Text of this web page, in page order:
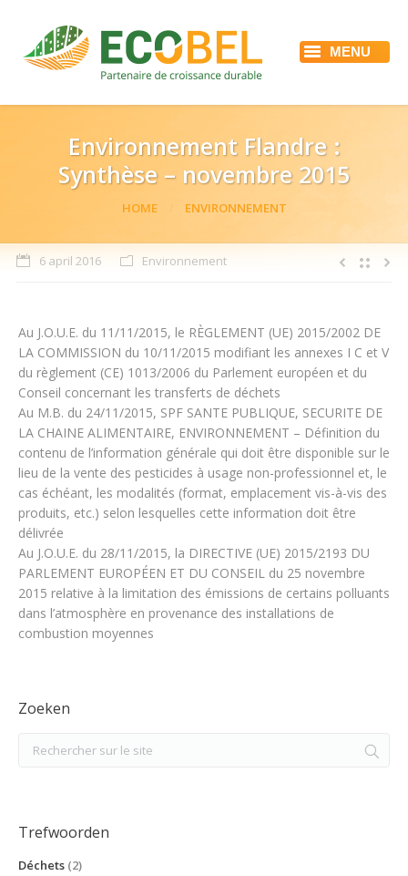
MENU
HOME
REFERENTIES
ACTUALITEIT
JOBS
CONTACT
Environnement Flandre :
Synthèse – novembre 2015
HOME ENVIRONNEMENT
6 april 2016 Environnement
Au J.O.U.E. du 11/11/2015, le RÈGLEMENT (UE) 2015/2002 DE
LA COMMISSION du 10/11/2015 modifiant les annexes I C et V
du règlement (CE) 1013/2006 du Parlement européen et du
Conseil concernant les transferts de déchets
Au M.B. du 24/11/2015, SPF SANTE PUBLIQUE, SECURITE DE
LA CHAINE ALIMENTAIRE, ENVIRONNEMENT – Définition du
contenu de l’information générale qui doit être disponible sur le
lieu de la vente des pesticides à usage non-professionnel et, le
cas échéant, les modalités (format, emplacement vis-à-vis des
produits, etc.) selon lesquelles cette information doit être
délivrée
Au J.O.U.E. du 28/11/2015, la DIRECTIVE (UE) 2015/2193 DU
PARLEMENT EUROPÉEN ET DU CONSEIL du 25 novembre
2015 relative à la limitation des émissions de certains polluants
dans l’atmosphère en provenance des installations de
combustion moyennes
Zoeken
Trefwoorden
Déchets (2)